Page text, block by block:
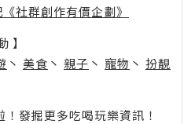
社群創作有價企劃》
】
丶 美食 丶 親子 丶 寵物 丶 扮靚
發掘更多吃喝玩樂資訊！